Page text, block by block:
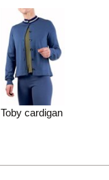
Toby cardigan